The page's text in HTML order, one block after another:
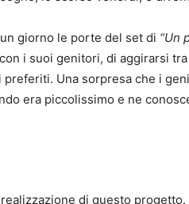
giorno le porte del set di “Un
i suoi genitori, di aggirarsi
Una sorpresa che i
era piccolissimo e ne
di questo progetto.